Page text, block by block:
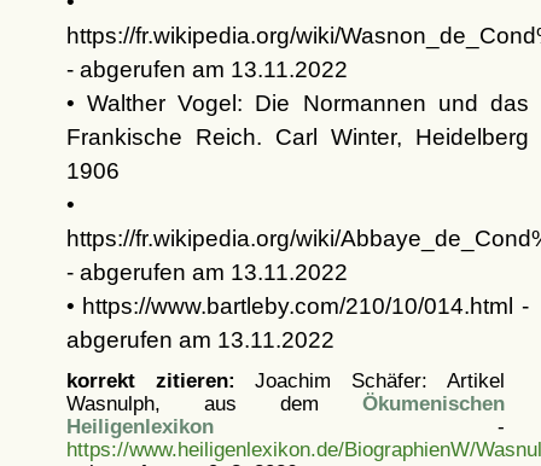
https://fr.wikipedia.org/wiki/
- abgerufen am 13.11.2022
• Walther Vogel: Die Normannen und das
Frankische Reich. Carl Winter, Heidelberg
1906
•
https://fr.wikipedia.org/wiki/
- abgerufen am 13.11.2022
• https://www.bartleby.com/210/10/014.html -
abgerufen am 13.11.2022
korrekt zitieren: Joachim Schäfer: Artikel
Wasnulph, aus dem Ökumenischen
Heiligenlexikon-
https://www.heiligenlexikon.de/BiographienW/